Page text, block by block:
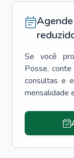
Se você
Posse,
consultas e
mensalidade